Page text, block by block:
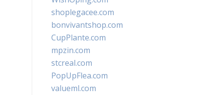
shoplegacee.com
bonvivantshop.com
CupPlante.com
mpzin.com
stcreal.com
PopUpFlea.com
valueml.com